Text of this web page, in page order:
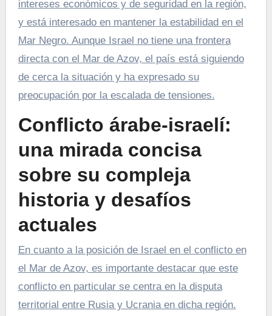
intereses económicos y de seguridad en la región,
y está interesado en mantener la estabilidad en el
Mar Negro. Aunque Israel no tiene una frontera
directa con el Mar de Azov, el país está siguiendo
de cerca la situación y ha expresado su
preocupación por la escalada de tensiones.
Conflicto árabe-israelí:
una mirada concisa
sobre su compleja
historia y desafíos
actuales
En cuanto a la posición de Israel en el conflicto en
el Mar de Azov, es importante destacar que este
conflicto en particular se centra en la disputa
territorial entre Rusia y Ucrania en dicha región.